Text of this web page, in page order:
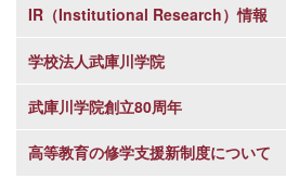
IR（Institutional Research）情報
学校法人武庫川学院
武庫川学院創立80周年
高等教育の修学支援新制度について